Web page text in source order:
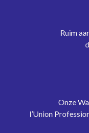
Ruim
Onze
l’Union